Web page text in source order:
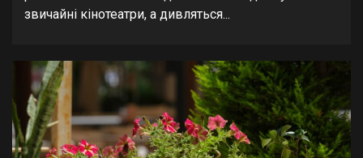
звичайні кінотеатри, а дивляться...